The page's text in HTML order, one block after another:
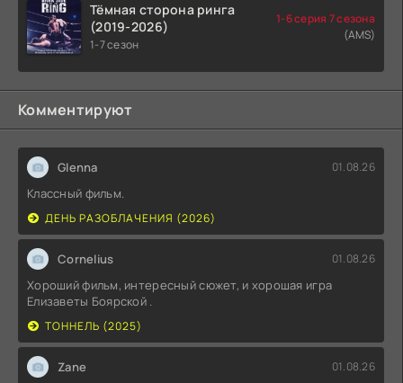
Тёмная сторона ринга
(2019-2026)
1-7 сезон
1-6 серия 7 сезона
(AMS)
Комментируют
Glenna 01.08.26
Классный фильм.
ДЕНЬ РАЗОБЛАЧЕНИЯ (2026)
Cornelius 01.08.26
Хороший фильм, интересный сюжет, и хорошая игра
Елизаветы Боярской .
ТОННЕЛЬ (2025)
Zane 01.08.26